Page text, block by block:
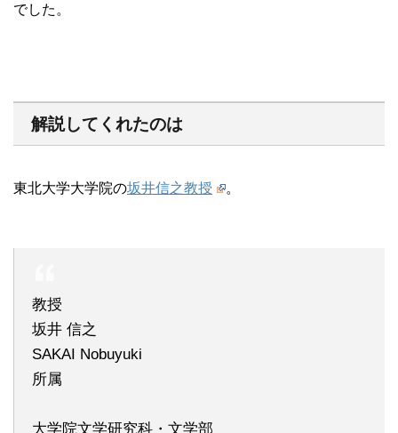
でした。
解説してくれたのは
東北大学大学院の坂井信之教授 。
教授
坂井 信之
SAKAI Nobuyuki
所属
大学院文学研究科・文学部